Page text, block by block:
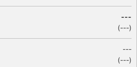
---
(---)
---
(---)